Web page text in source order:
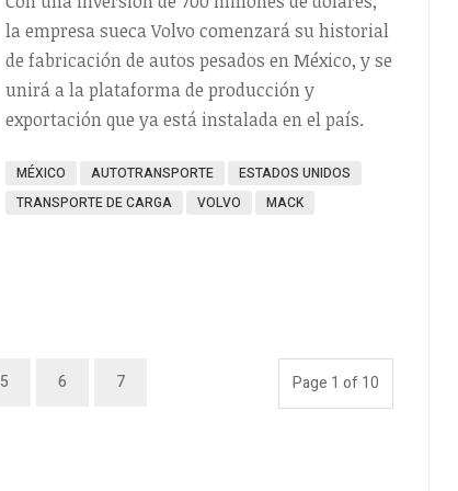
la empresa sueca Volvo comenzará su historial
de fabricación de autos pesados en México, y se
unirá a la plataforma de producción y
exportación que ya está instalada en el país.
MÉXICO AUTOTRANSPORTE
ESTADOS UNIDOS
TRANSPORTE DE CARGA
VOLVO MACK
Page 1 of 10
5 6 7